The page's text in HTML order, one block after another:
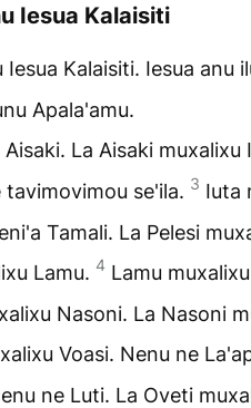
Iesua Kalaisiti
Kalaisiti. Iesua anu
Apala'amu.
La Aisaki muxalixu
se'ila. 3 Iuta
Tamali. La Pelesi
Lamu. 4 Lamu
Nasoni. La Nasoni
Voasi. Nenu ne
ne Luti. La Oveti